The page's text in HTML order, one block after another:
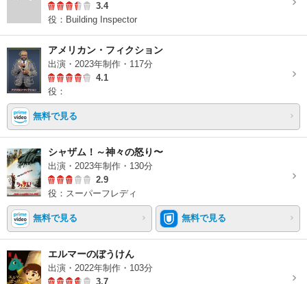
3.4
役：Building Inspector
アメリカン・フィクション
出演・2023年制作・117分
4.1
役：
無料で見る
シャザム！～神々の怒り〜
出演・2023年制作・130分
2.9
役：スーパーフレディ
無料で見る 無料で見る
エルマーのぼうけん
出演・2022年制作・103分
3.7